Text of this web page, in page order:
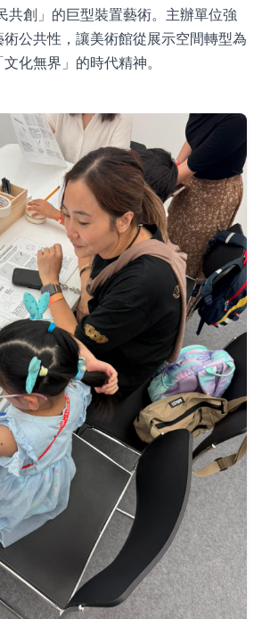
共創」的巨型裝置藝術。主辦單位強
公共性，讓美術館從展示空間轉型為
化無界」的時代精神。